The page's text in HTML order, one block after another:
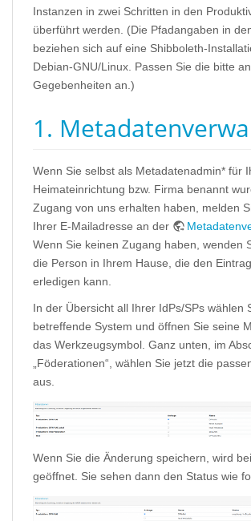
Instanzen in zwei Schritten in den
überführt werden. (Die Pfadangaben in
beziehen sich auf eine Shibboleth-
Debian-GNU/Linux. Passen Sie die bitte
Gegebenheiten an.)
1.
Wenn Sie selbst als Metadatenadmin* für
Heimateinrichtung bzw. Firma benannt
Zugang von uns erhalten haben, melden
Ihrer E-Mailadresse an der
Wenn Sie keinen Zugang haben, wenden
die Person in Ihrem Hause, die den
erledigen kann.
In der Übersicht all Ihrer IdPs/SPs wählen
betreffende System und öffnen Sie seine
das Werkzeugsymbol. Ganz unten, im
„Föderationen“, wählen Sie jetzt die
aus.
Wenn Sie die Änderung speichern, wird
geöffnet. Sie sehen dann den Status wie